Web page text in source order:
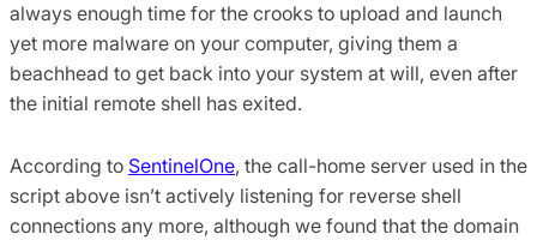
always enough time for the crooks to upload and launch
yet more malware on your computer, giving them a
beachhead to get back into your system at will, even after
the initial remote shell has exited.
According to SentinelOne, the call-home server used in the
script above isn’t actively listening for reverse shell
connections any more, although we found that the domain